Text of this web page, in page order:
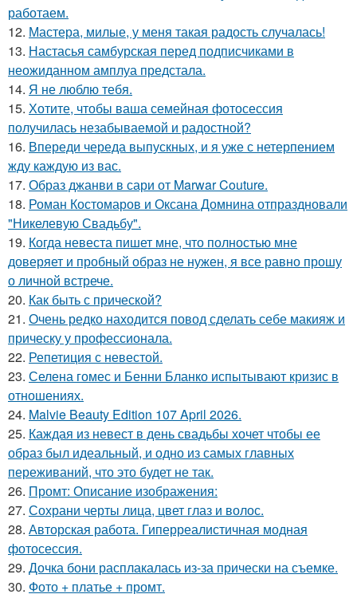
работаем.
12. Мастера, милые, у меня такая радость случалась!
13. Настасья самбурская перед подписчиками в
неожиданном амплуа предстала.
14. Я не люблю тебя.
15. Хотите, чтобы ваша семейная фотосессия
получилась незабываемой и радостной?
16. Впереди череда выпускных, и я уже с нетерпением
жду каждую из вас.
17. Образ джанви в сари от Marwar Couture.
18. Роман Костомаров и Оксана Домнина отпраздновали
"Никелевую Свадьбу".
19. Когда невеста пишет мне, что полностью мне
доверяет и пробный образ не нужен, я все равно прошу
о личной встрече.
20. Как быть с прической?
21. Очень редко находится повод сделать себе макияж и
прическу у профессионала.
22. Репетиция с невестой.
23. Селена гомес и Бенни Бланко испытывают кризис в
отношениях.
24. Malvie Beauty Edition 107 April 2026.
25. Каждая из невест в день свадьбы хочет чтобы ее
образ был идеальный, и одно из самых главных
переживаний, что это будет не так.
26. Промт: Описание изображения:
27. Сохрани черты лица, цвет глаз и волос.
28. Авторская работа. Гиперреалистичная модная
фотосессия.
29. Дочка бони расплакалась из-за прически на съемке.
30. Фото + платье + промт.